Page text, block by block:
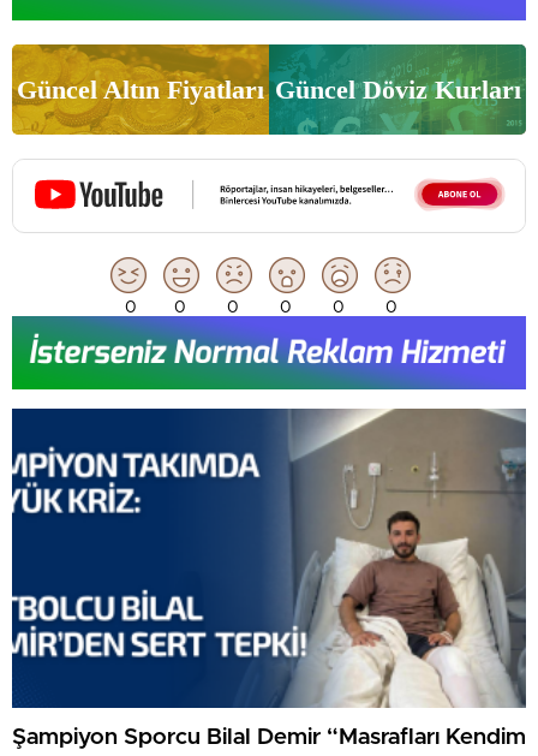
Güncel Altın Fiyatları Güncel Döviz Kurları
0 0 0 0 0 0
Şampiyon Sporcu Bilal Demir “Masrafları Kendim